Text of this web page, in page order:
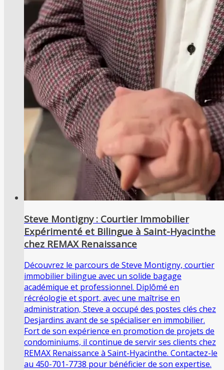
Steve Montigny : Courtier Immobilier
Expérimenté et Bilingue à Saint-Hyacinthe
chez REMAX Renaissance
Découvrez le parcours de Steve Montigny, courtier
immobilier bilingue avec un solide bagage
académique et professionnel. Diplômé en
récréologie et sport, avec une maîtrise en
administration, Steve a occupé des postes clés chez
Desjardins avant de se spécialiser en immobilier.
Fort de son expérience en promotion de projets de
condominiums, il continue de servir ses clients chez
REMAX Renaissance à Saint-Hyacinthe. Contactez-le
au 450-701-7738 pour bénéficier de son expertise.